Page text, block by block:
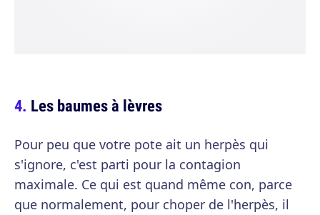
Les baumes à lèvres
Pour peu que votre pote ait un herpès qui
s'ignore, c'est parti pour la contagion
maximale. Ce qui est quand même con, parce
que normalement, pour choper de l'herpès, il